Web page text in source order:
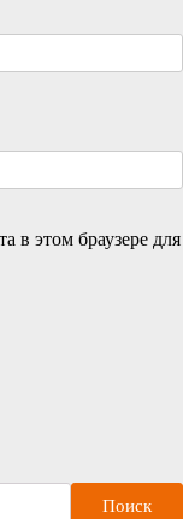
в этом браузере для
Поиск